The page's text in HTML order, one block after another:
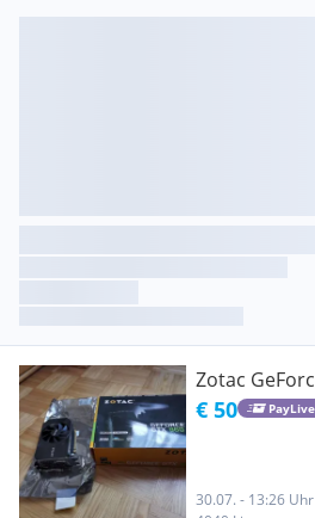
Zotac
€ 50
30.07. - 13:26 Uhr